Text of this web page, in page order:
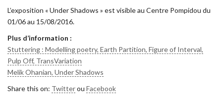
L’exposition « Under Shadows » est visible au Centre Pompidou du
01/06 au 15/08/2016.
Plus d’information :
Stuttering : Modelling poetry, Earth Partition, Figure of Interval,
Pulp Off, TransVariation
Melik Ohanian, Under Shadows
Share this on: Twitterou Facebook